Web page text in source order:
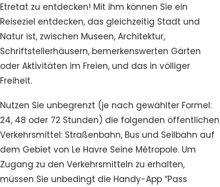
Etretat zu entdecken! Mit ihm können Sie ein
Reiseziel entdecken, das gleichzeitig Stadt und
Natur ist, zwischen Museen, Architektur,
Schriftstellerhäusern, bemerkenswerten Gärten
oder Aktivitäten im Freien, und das in völliger
Freiheit.
Nutzen Sie unbegrenzt (je nach gewählter Formel:
24, 48 oder 72 Stunden) die folgenden öffentlichen
Verkehrsmittel: Straßenbahn, Bus und Seilbahn auf
dem Gebiet von Le Havre Seine Métropole. Um
Zugang zu den Verkehrsmitteln zu erhalten,
müssen Sie unbedingt die Handy-App “Pass